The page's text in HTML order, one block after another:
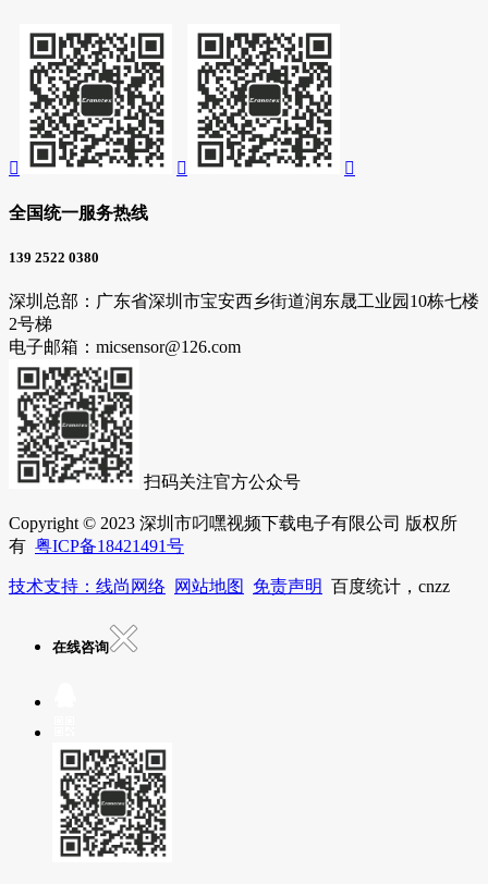
  
全国统一服务热线
139 2522 0380
深圳总部：广东省深圳市宝安西乡街道润东晟工业园10栋七楼
2号梯
电子邮箱：micsensor@126.com
扫码关注官方公众号
Copyright © 2023 深圳市叼嘿视频下载电子有限公司 版权所
有 粤ICP备18421491号
技术支持：线尚网络 网站地图 免责声明 百度统计，cnzz
在线咨询